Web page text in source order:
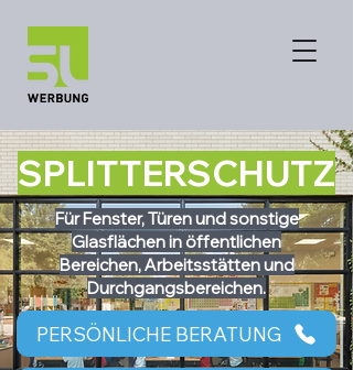
SPLITTERSCHUTZ
Für Fenster, Türen und sonstige
Glasflächen in öffentlichen
Bereichen, Arbeitsstätten und
Durchgangsbereichen.
PERSÖNLICHE BERATUNG